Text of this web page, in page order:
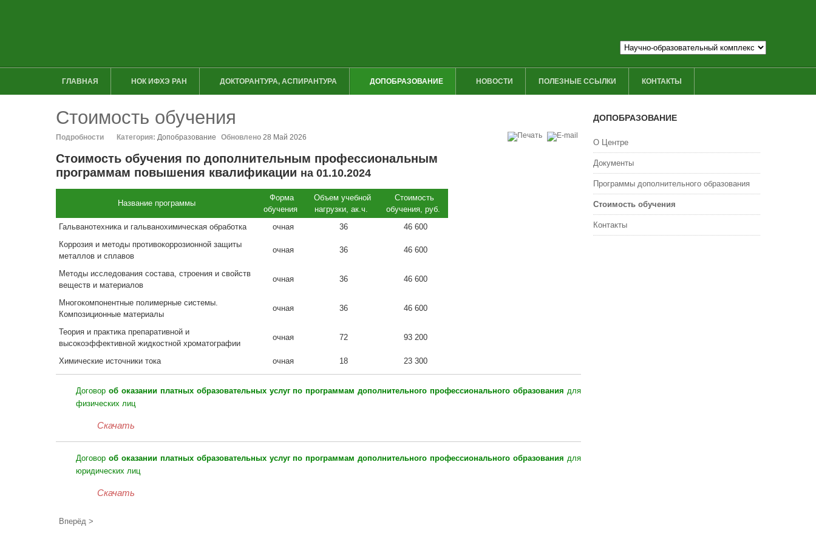
ГЛАВНАЯ НОК ИФХЭ РАН ДОКТОРАНТУРА, АСПИРАНТУРА ДОПОБРАЗОВАНИЕ НОВОСТИ ПОЛЕЗНЫЕ ССЫЛКИ КОНТАКТЫ
Стоимость обучения
Подробности Категория: Допобразование Обновлено 28 Май 2026
Стоимость обучения по дополнительным профессиональным
программам повышения квалификации на 01.10.2024
Название программы
Форма
обучения
Объем учебной
нагрузки, ак.ч.
Стоимость
обучения, руб.
Гальванотехника и гальванохимическая обработка
очная 36
46 600
Коррозия и методы противокоррозионной защиты
металлов и сплавов
очная 36 46 600
Методы исследования состава, строения и свойств
веществ и материалов
очная 36 46 600
Многокомпонентные полимерные системы.
Композиционные материалы
очная 36 46 600
Теория и практика препаративной и
высокоэффективной жидкостной хроматографии
очная 72 93 200
Химические источники тока очная 18 23 300
Договор об оказании платных образовательных услуг по программам дополнительного профессионального образования для
физических лиц
Скачать
Договор об оказании платных образовательных услуг по программам дополнительного профессионального образования для
юридических лиц
Скачать
Вперёд >
ДОПОБРАЗОВАНИЕ
О Центре
Документы
Программы дополнительного образования
Стоимость обучения
Контакты